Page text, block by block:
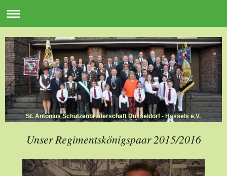
St. Antonius Schützenbruderschaft Düsseldorf - Hassels e.V.
Unser Regimentskönigspaar 2015/2016